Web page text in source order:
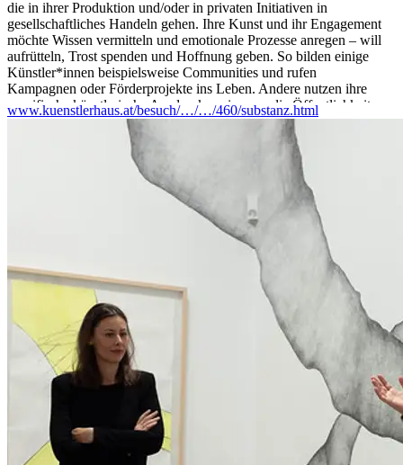
die in ihrer Produktion und/oder in privaten Initiativen in
gesellschaftliches Handeln gehen. Ihre Kunst und ihr Engagement
möchte Wissen vermitteln und emotionale Prozesse anregen – will
aufrütteln, Trost spenden und Hoffnung geben. So bilden einige
Künstler*innen beispielsweise Communities und rufen
Kampagnen oder Förderprojekte ins Leben. Andere nutzen ihre
spezifische künstlerische Ausdrucksweise, um die Öffentlichkeit
für dringliche Themen zu sensibilisieren, in Dialog zu treten und
selbst Haltung zu beziehen.
Allen Beteiligten ist gemein, dass sie Katalysatoren von
Entwicklung sind, mit dem aktiven Anliegen, die Gesellschaft
über die eigene künstlerische Praxis hinaus positiv zu
KÜNSTLER*INNEN: Ines Agostinelli, bi0film (Jung Hsu &
Natalia Rivera), Vlasta Delimar, Veronika Dirnhofer, Georg
Hobmeier, Florine Imo, Julian Jankovic, Nesterval, Jovana
Reisinger, Jaqueline Scheiber, Christoph Schwarz, Selma Selman,
tools4art, Darrel Toulon, Brittany Tucker, Johannes Wiener,
Nazim Ünal Yilmaz, Laurent Ziegler
...Mehr lesen
www.kuenstlerhaus.at/besuch/…/…/460/substanz.html